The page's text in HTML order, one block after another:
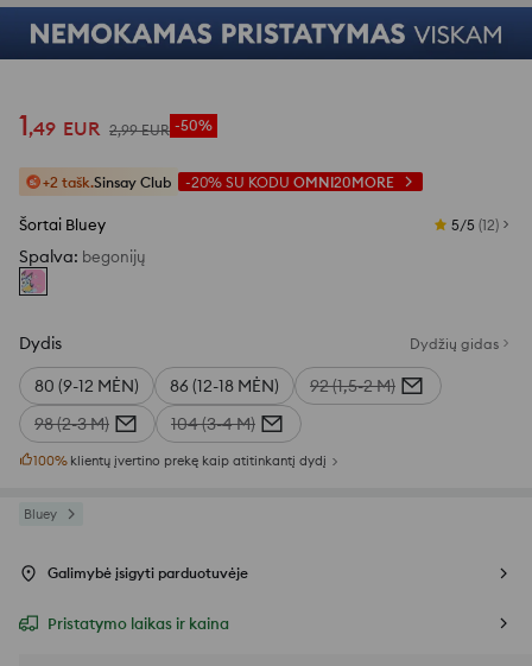
1,49 EUR 2,99 EUR -50%
+2 tašk.Sinsay Club -20% SU KODU OMNI20MORE
Šortai Bluey 5/5 (12)
Spalva: begonijų
Dydis Dydžių gidas
80 (9-12 MĖN) 86 (12-18 MĖN)
92 (1,5-2 M)
98 (2-3 M)
104 (3-4 M)
100% klientų įvertino prekę kaip atitinkantį dydį
Bluey
Galimybė įsigyti parduotuvėje
Pristatymo laikas ir kaina